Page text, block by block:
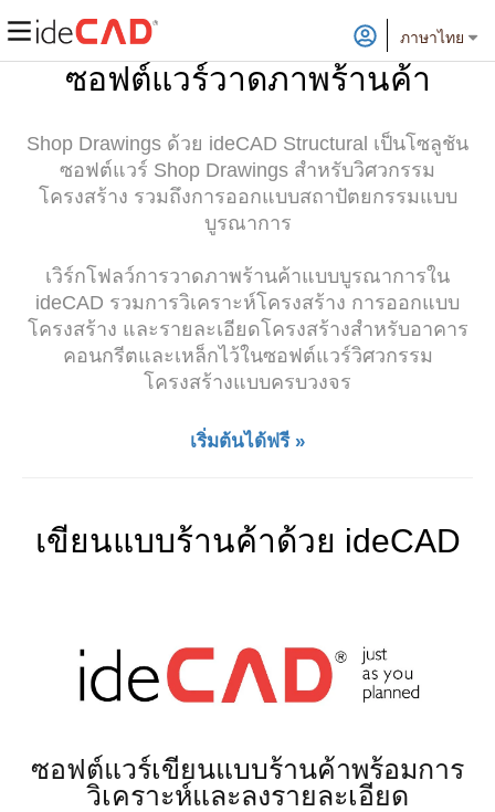
ภาษาไทย
ซอฟต์แวร์วาดภาพร้านค้า
Shop Drawings ด้วย ideCAD Structural เป็นโซลูชัน
ซอฟต์แวร์ Shop Drawings สำหรับวิศวกรรม
โครงสร้าง รวมถึงการออกแบบสถาปัตยกรรมแบบ
บูรณาการ
เวิร์กโฟลว์การวาดภาพร้านค้าแบบบูรณาการใน
ideCAD รวมการวิเคราะห์โครงสร้าง การออกแบบ
โครงสร้าง และรายละเอียดโครงสร้างสำหรับอาคาร
คอนกรีตและเหล็กไว้ในซอฟต์แวร์วิศวกรรม
โครงสร้างแบบครบวงจร
เริ่มต้นได้ฟรี »
เขียนแบบร้านค้าด้วย ideCAD
ซอฟต์แวร์เขียนแบบร้านค้าพร้อมการ
วิเคราะห์และลงรายละเอียด